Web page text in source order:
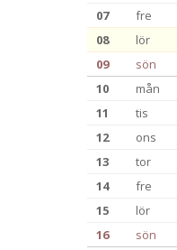
07
fre
08
lör
09
sön
10
mån
11
tis
12
ons
13
tor
14
fre
15
lör
16
sön